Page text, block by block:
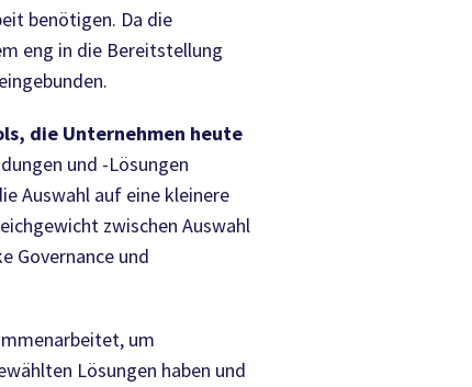
benötigen. Da die
eng in die Bereitstellung
die Unternehmen heute
und -Lösungen
Auswahl auf eine kleinere
zwischen Auswahl
Governance und
um
Lösungen haben und